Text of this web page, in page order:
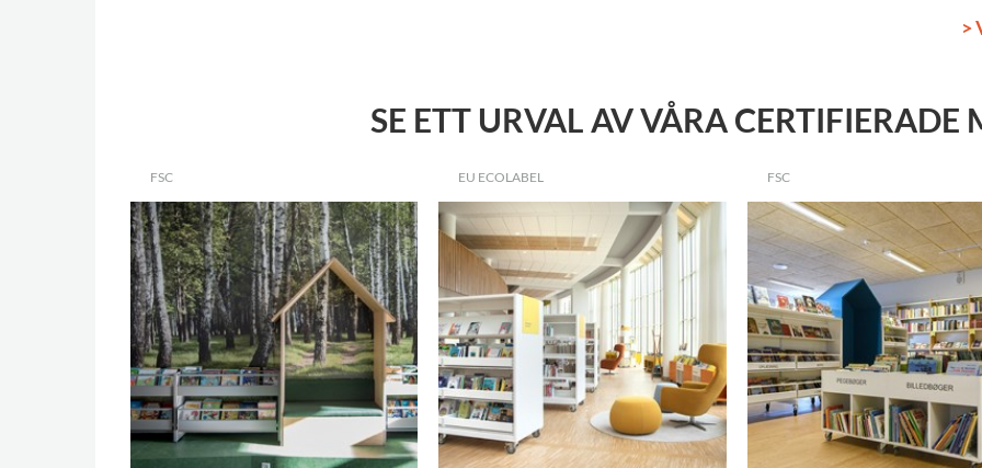
>
SE ETT URVAL AV VÅRA CERTIFIERADE
FSC EU ECOLABEL FSC